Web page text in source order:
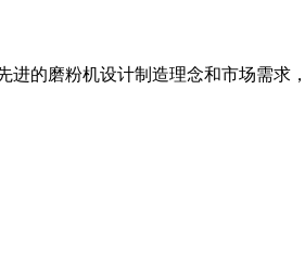
的磨粉机设计制造理念和市场需求